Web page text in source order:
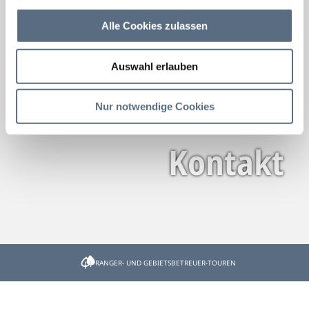
Alle Cookies zulassen
Auswahl erlauben
Nur notwendige Cookies
Kontakt
Kontakt & Service
Kontakt
RANGER- UND GEBIETSBETREUER-TOUREN